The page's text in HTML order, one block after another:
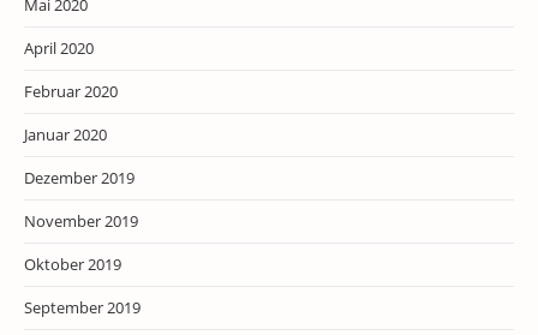
Mai 2020
April 2020
Februar 2020
Januar 2020
Dezember 2019
November 2019
Oktober 2019
September 2019